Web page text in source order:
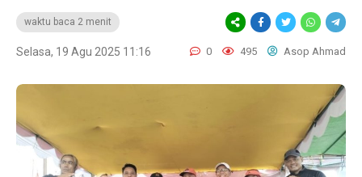
waktu baca 2 menit
Selasa, 19 Agu 2025 11:16 0 495 Asop Ahmad